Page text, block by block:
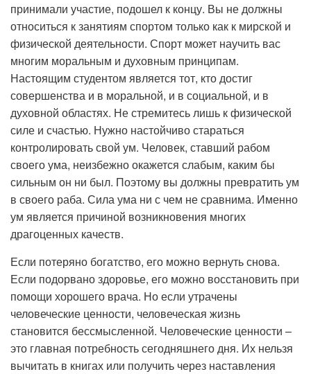
принимали участие, подошел к концу. Вы не должны
относиться к занятиям спортом только как к мирской и
физической деятельности. Спорт может научить вас
многим моральным и духовным принципам.
Настоящим студентом является тот, кто достиг
совершенства и в моральной, и в социальной, и в
духовной областях. Не стремитесь лишь к физической
силе и счастью. Нужно настойчиво стараться
контролировать свой ум. Человек, ставший рабом
своего ума, неизбежно окажется слабым, каким бы
сильным он ни был. Поэтому вы должны превратить ум
в своего раба. Сила ума ни с чем не сравнима. Именно
ум является причиной возникновения многих
драгоценных качеств.
Если потеряно богатство, его можно вернуть снова.
Если подорвано здоровье, его можно восстановить при
помощи хорошего врача. Но если утрачены
человеческие ценности, человеческая жизнь
становится бессмысленной. Человеческие ценности –
это главная потребность сегодняшнего дня. Их нельзя
вычитать в книгах или получить через наставления